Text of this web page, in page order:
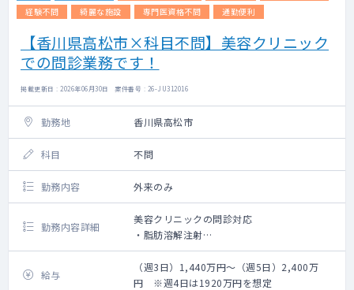
経験不問
綺麗な施設 専門医資格不問 通勤便利
【香川県高松市×科目不問】美容クリニック
での問診業務です！
掲載更新日 : 2026年06月30日 案件番号 : 26-JU312016
勤務地 香川県高松市
科目 不問
勤務内容 外来のみ
勤務内容詳細
美容クリニックの問診対応
・脂肪溶解注射
・陰茎注射
給与
（週3日）1,440万円～（週5日）2,400万
円 ※週4日は1920万円を想定